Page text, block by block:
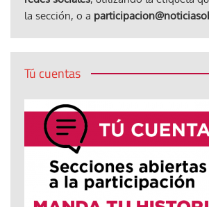
la sección, o a
Tú cuentas